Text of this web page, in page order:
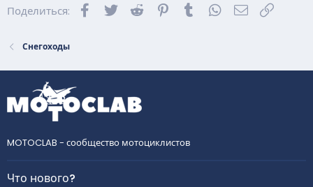
Поделиться: Facebook
Twitter Reddit Pinterest
Tumblr WhatsApp
Снегоходы
MOTOCLAB - сообщество мотоциклистов
Что нового?